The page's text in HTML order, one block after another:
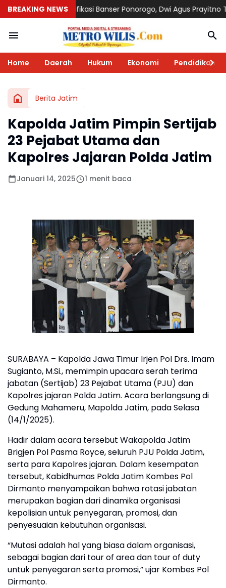
BREAKING NEWS
Banser Ponorogo, Dwi Agus Prayitno Tegaskan Komitmen
Home Daerah Hukum Ekonomi Pendidikan
Berita Jatim
Kapolda Jatim Pimpin Sertijab
23 Pejabat Utama dan
Kapolres Jajaran Polda Jatim
Januari 14, 2025 1 menit baca
SURABAYA – Kapolda Jawa Timur Irjen Pol Drs. Imam
Sugianto, M.Si., memimpin upacara serah terima
jabatan (Sertijab) 23 Pejabat Utama (PJU) dan
Kapolres jajaran Polda Jatim. Acara berlangsung di
Gedung Mahameru, Mapolda Jatim, pada Selasa
(14/1/2025).
Hadir dalam acara tersebut Wakapolda Jatim
Brigjen Pol Pasma Royce, seluruh PJU Polda Jatim,
serta para Kapolres jajaran. Dalam kesempatan
tersebut, Kabidhumas Polda Jatim Kombes Pol
Dirmanto menyampaikan bahwa rotasi jabatan
merupakan bagian dari dinamika organisasi
kepolisian untuk penyegaran, promosi, dan
penyesuaian kebutuhan organisasi.
“Mutasi adalah hal yang biasa dalam organisasi,
sebagai bagian dari tour of area dan tour of duty
untuk penyegaran serta promosi,” ujar Kombes Pol
Dirmanto.